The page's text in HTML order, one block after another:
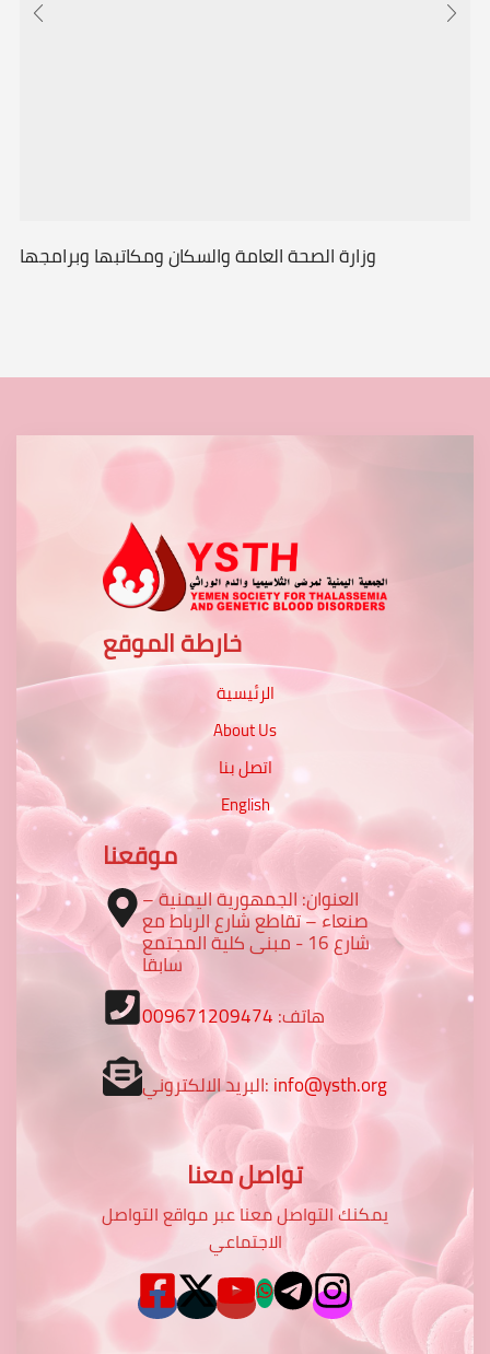
وزارة الصحة العامة والسكان ومكاتبها وبرامجها
خارطة الموقع
الرئيسية
About Us
اتصل بنا
English
موقعنا
العنوان: الجمهورية اليمنية –
صنعاء – تقاطع شارع الرباط مع
شارع 16 - مبنى كلية المجتمع
سابقا
هاتف:009671209474
البريد الالكتروني:info@ysth.org
تواصل معنا
يمكنك التواصل معنا عبر مواقع التواصل
الاجتماعي